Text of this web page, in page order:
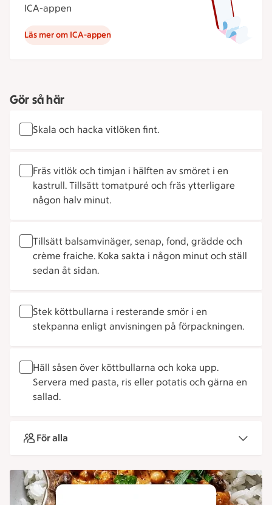
ICA-appen
Läs mer om ICA-appen
Gör så här
Skala och hacka vitlöken fint.
Fräs vitlök och timjan i hälften av smöret i en
kastrull. Tillsätt tomatpuré och fräs ytterligare
någon halv minut.
Tillsätt balsamvinäger, senap, fond, grädde och
crème fraiche. Koka sakta i någon minut och ställ
sedan åt sidan.
Stek köttbullarna i resterande smör i en
stekpanna enligt anvisningen på förpackningen.
Häll såsen över köttbullarna och koka upp.
Servera med pasta, ris eller potatis och gärna en
sallad.
För alla